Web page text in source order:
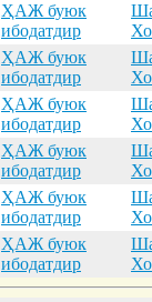
ҲАЖ буюк
ибодатдир
ҲАЖ буюк
ибодатдир
ҲАЖ буюк
ибодатдир
ҲАЖ буюк
ибодатдир
ҲАЖ буюк
ибодатдир
ҲАЖ буюк
ибодатдир